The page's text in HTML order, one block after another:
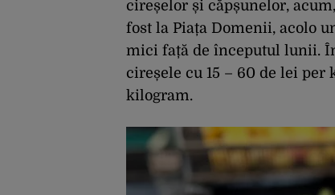
cireșelor și căpșunelor,
fost la Piața Domenii, acolo
mici față de începutul lunii.
cireșele cu 15 – 60 de lei per
kilogram.